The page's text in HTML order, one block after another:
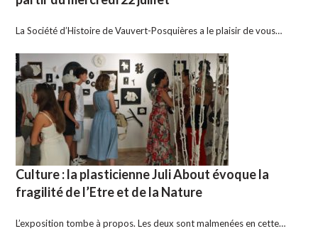
La Société d’Histoire de Vauvert-Posquières a le plaisir de vous…
Culture : la plasticienne Juli About évoque la
fragilité de l’Etre et de la Nature
L’exposition tombe à propos. Les deux sont malmenées en cette…